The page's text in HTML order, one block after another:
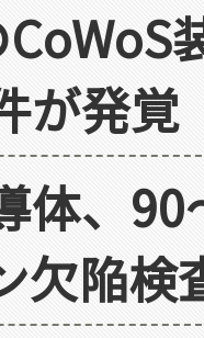
が発覚
体、
欠陥検